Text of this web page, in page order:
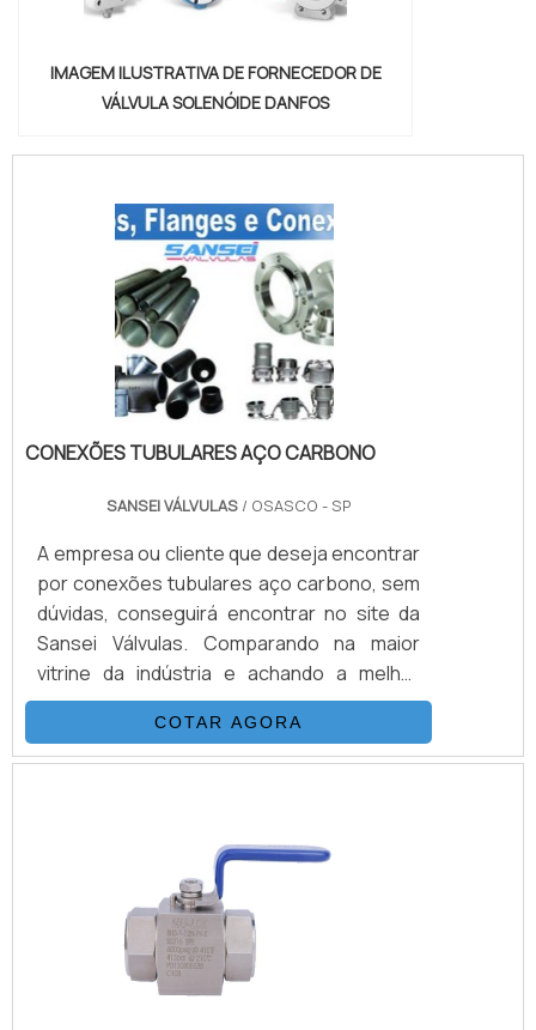
IMAGEM ILUSTRATIVA DE FORNECEDOR DE
VÁLVULA SOLENÓIDE DANFOS
CONEXÕES TUBULARES AÇO CARBONO
SANSEI VÁLVULAS/ OSASCO - SP
A empresa ou cliente que deseja encontrar
por conexões tubulares aço carbono, sem
dúvidas, conseguirá encontrar no site da
Sansei Válvulas. Comparando na maior
vitrine da indústria e achando a melhor
referência em qualidade do mercado, a
aquisição é mais assertiva. É importante
lembrar que o produto deve sempre ser
garantir a qualidade e durabilidade dos
materiais, além de evitar prejuízos com
substituições frequentes de peças
defeituosas. Assim, é possível poupar
gastos desnecessários. MAIS DETALHES
SOBRE AS CONEXÕES TUBULARES AÇO
COTAR AGORA